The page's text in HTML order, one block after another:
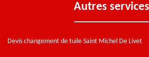
Autres services
Devis changement de tuile Saint Michel De Livet